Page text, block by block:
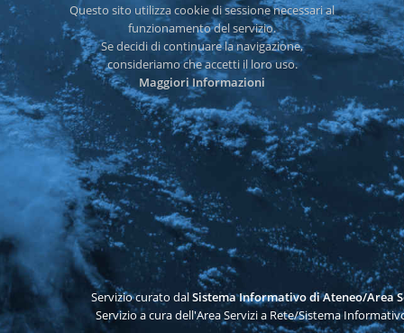
Questo sito utilizza cookie di sessione necessari al
funzionamento del servizio.
Se decidi di continuare la navigazione,
consideriamo che accetti il loro uso.
Maggiori Informazioni
Servizio curato dalSistema Informativo di Ateneo/Area
Servizio a cura dell'Area Servizi a Rete/Sistema